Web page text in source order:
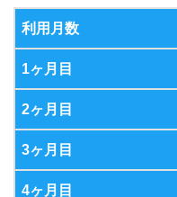
利用月数
1ヶ月目
2ヶ月目
3ヶ月目
4ヶ月目